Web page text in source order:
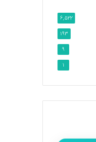
6,522
193
9
1